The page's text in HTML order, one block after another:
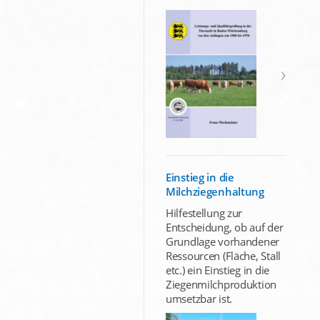
Einstieg in die
Milchziegenhaltung
Hilfestellung zur
Entscheidung, ob auf der
Grundlage vorhandener
Ressourcen (Fläche, Stall
etc.) ein Einstieg in die
Ziegenmilchproduktion
umsetzbar ist.